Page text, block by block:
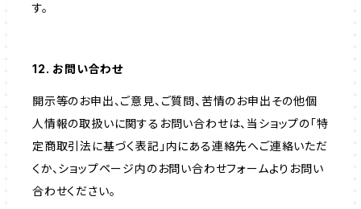
す。
12. お問い合わせ
開示等のお申出、ご意見、ご質問、苦情のお申出その他個
人情報の取扱いに関するお問い合わせは、当ショップの「特
定商取引法に基づく表記」内にある連絡先へご連絡いただ
くか、ショップページ内のお問い合わせフォームよりお問い
合わせください。